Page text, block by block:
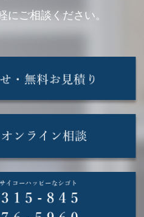
にご相談ください。